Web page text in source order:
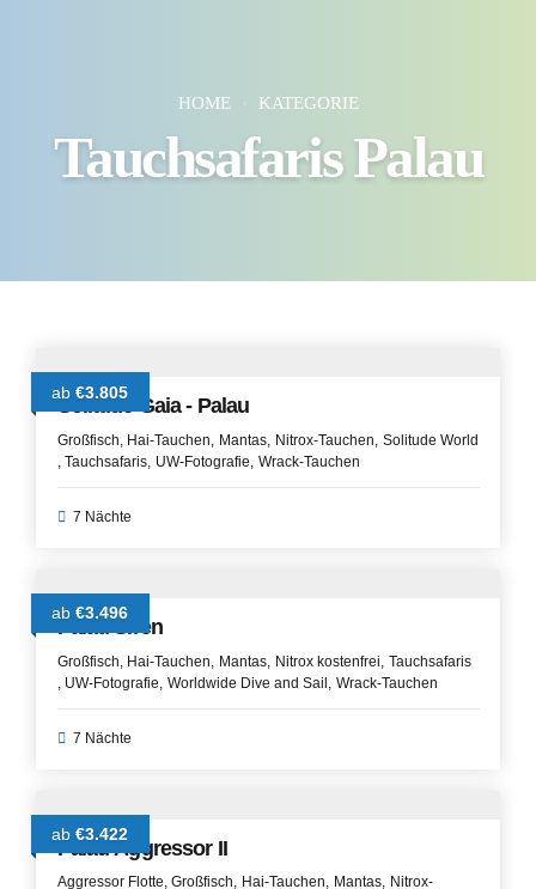
HOME KATEGORIE
Tauchsafaris Palau
ab €3.805
Solitude Gaia - Palau
Großfisch Hai-Tauchen Mantas Nitrox-Tauchen Solitude World
Tauchsafaris UW-Fotografie Wrack-Tauchen
7 Nächte
ab €3.496
Palau Siren
Großfisch Hai-Tauchen Mantas Nitrox kostenfrei Tauchsafaris
UW-Fotografie Worldwide Dive and Sail Wrack-Tauchen
7 Nächte
ab €3.422
Palau Aggressor II
Aggressor Flotte Großfisch Hai-Tauchen Mantas
Nitrox-